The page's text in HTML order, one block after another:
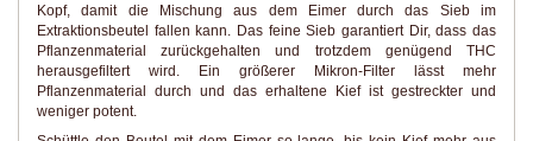
Kopf, damit die Mischung aus dem Eimer durch das Sieb im
Extraktionsbeutel fallen kann. Das feine Sieb garantiert Dir, dass das
Pflanzenmaterial zurückgehalten und trotzdem genügend THC
herausgefiltert wird. Ein größerer Mikron-Filter lässt mehr
Pflanzenmaterial durch und das erhaltene Kief ist gestreckter und
weniger potent.